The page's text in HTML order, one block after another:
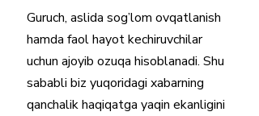
Guruch, aslida sog’lom ovqatlanish
hamda faol hayot kechiruvchilar
uchun ajoyib ozuqa hisoblanadi. Shu
sababli biz yuqoridagi xabarning
qanchalik haqiqatga yaqin ekanligini